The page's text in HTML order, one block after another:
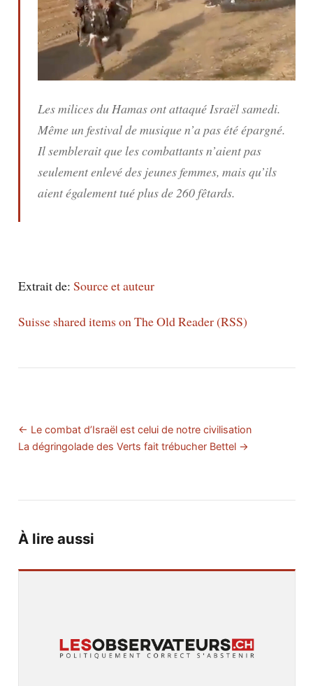
Les milices du Hamas ont attaqué Israël samedi.
Même un festival de musique n’a pas été épargné.
Il semblerait que les combattants n’aient pas
seulement enlevé des jeunes femmes, mais qu’ils
aient également tué plus de 260 fêtards.
Extrait de: Source et auteur
Suisse shared items on The Old Reader (RSS)
← Le combat d’Israël est celui de notre civilisation
La dégringolade des Verts fait trébucher Bettel →
À lire aussi